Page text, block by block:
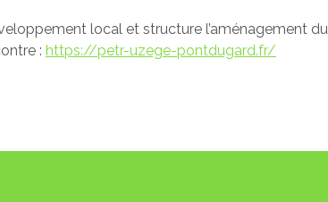
local et structure l’aménagement
: https://petr-uzege-pontdugard.fr/